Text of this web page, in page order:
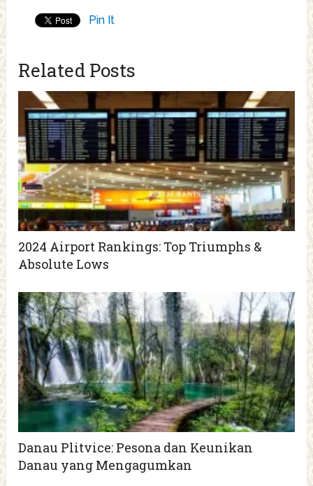
Pin It
Related Posts
2024 Airport Rankings: Top Triumphs &
Absolute Lows
Danau Plitvice: Pesona dan Keunikan
Danau yang Mengagumkan